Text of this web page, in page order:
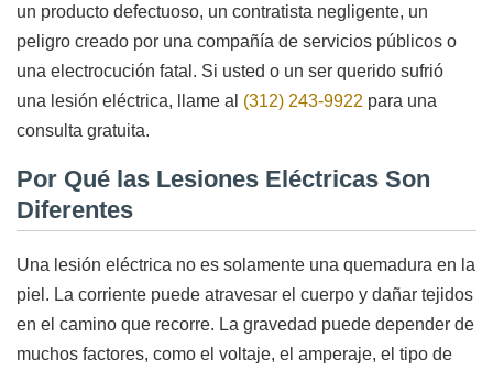
un producto defectuoso, un contratista negligente, un
peligro creado por una compañía de servicios públicos o
una electrocución fatal. Si usted o un ser querido sufrió
una lesión eléctrica, llame al (312) 243-9922 para una
consulta gratuita.
Por Qué las Lesiones Eléctricas Son
Diferentes
Una lesión eléctrica no es solamente una quemadura en la
piel. La corriente puede atravesar el cuerpo y dañar tejidos
en el camino que recorre. La gravedad puede depender de
muchos factores, como el voltaje, el amperaje, el tipo de